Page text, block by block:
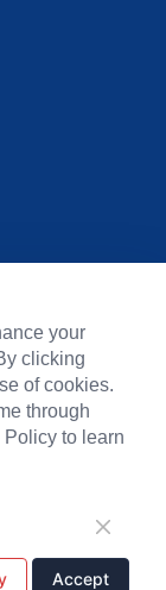
your
clicking
of cookies.
through
to learn
Accept